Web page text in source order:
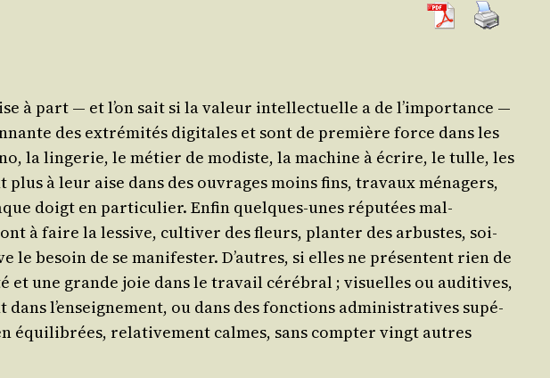
à part ― et l’on sait si la valeur intel­lec­tuelle a de l’im­por­tance ―
des extré­mi­tés digi­tales et sont de pre­mière force dans les
la lin­ge­rie, le métier de modiste, la machine à écrire, le tulle, les
à leur aise dans des ouvrages moins fins, tra­vaux ména­gers,
doigt en par­ti­cu­lier. Enfin quelques-unes répu­tées mal­
à faire la les­sive, culti­ver des fleurs, plan­ter des arbustes, soi­
le besoin de se mani­fes­ter. D’autres, si elles ne pré­sentent rien de
une grande joie dans le tra­vail céré­bral ; visuelles ou audi­tives,
l’en­sei­gne­ment, ou dans des fonc­tions admi­nis­tra­tives supé­
équi­li­brées, rela­ti­ve­ment calmes, sans comp­ter vingt autres